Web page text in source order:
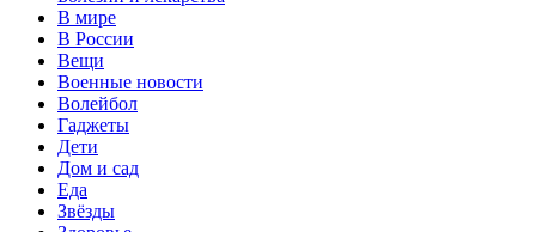
В мире
В России
Вещи
Военные новости
Волейбол
Гаджеты
Дети
Дом и сад
Еда
Звёзды